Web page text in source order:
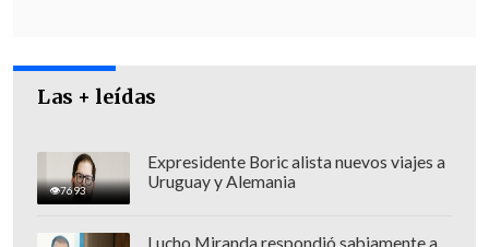
Las + leídas
7693
Expresidente Boric alista nuevos viajes a
Uruguay y Alemania
Lucho Miranda respondió sabiamente a